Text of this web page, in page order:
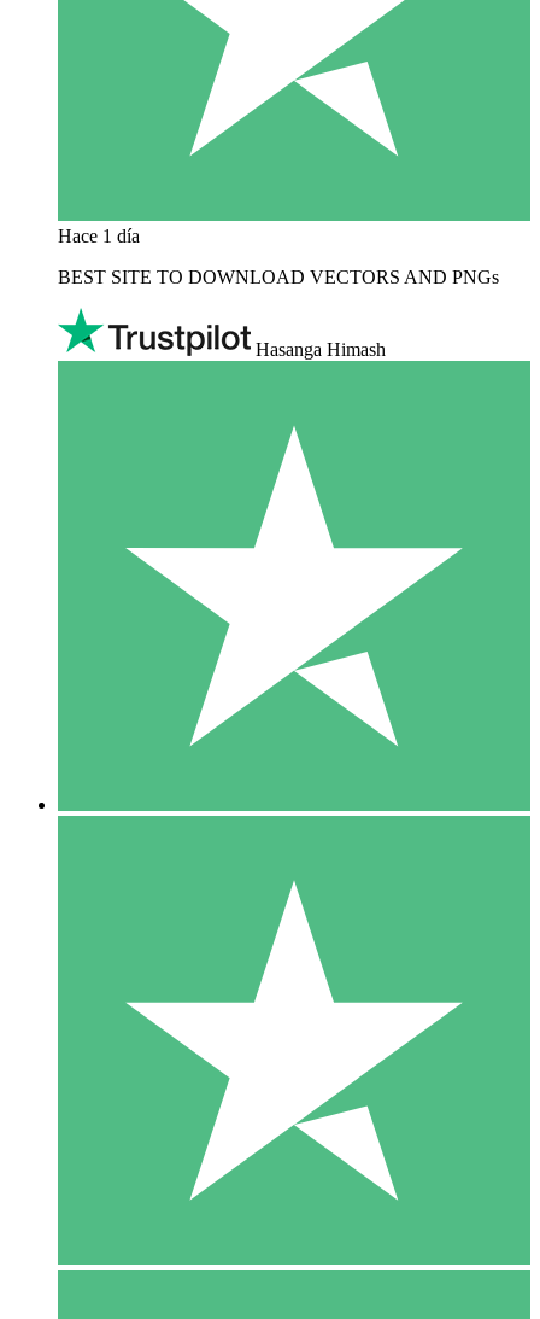
Hace 1 día
BEST SITE TO DOWNLOAD VECTORS AND PNGs
Hasanga Himash